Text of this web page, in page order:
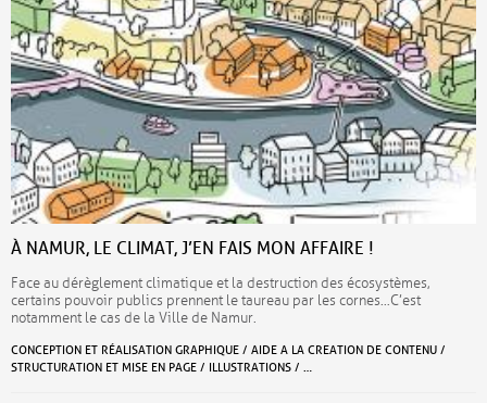
À NAMUR, LE CLIMAT, J’EN FAIS MON AFFAIRE !
Face au dérèglement climatique et la destruction des écosystèmes,
certains pouvoir publics prennent le taureau par les cornes…C’est
notamment le cas de la Ville de Namur.
CONCEPTION ET RÉALISATION GRAPHIQUE / AIDE A LA CREATION DE CONTENU /
STRUCTURATION ET MISE EN PAGE / ILLUSTRATIONS / …